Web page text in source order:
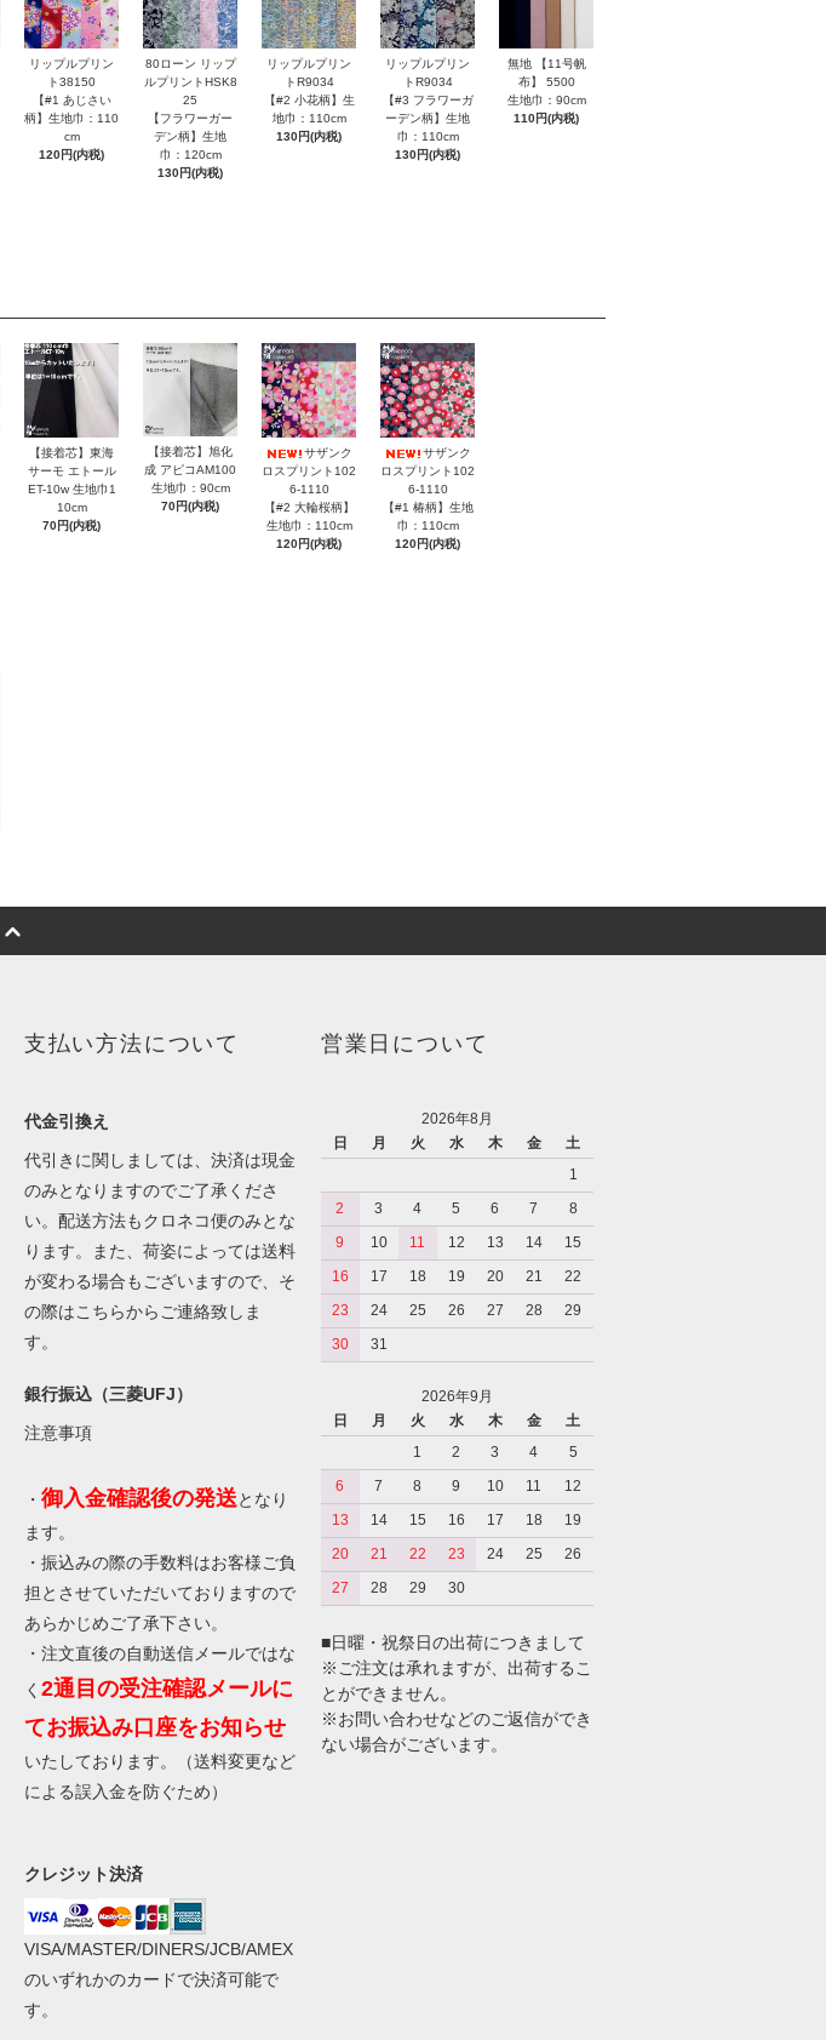
リップルプリン
ト38150
【#1 あじさい
柄】生地巾：110
cm
120円(内税)
80ローン リップ
ルプリントHSK8
25
【フラワーガー
デン柄】生地
巾：120cm
130円(内税)
リップルプリン
トR9034
【#2 小花柄】生
地巾：110cm
130円(内税)
リップルプリン
トR9034
【#3 フラワーガ
ーデン柄】生地
巾：110cm
130円(内税)
無地 【11号帆
布】 5500
生地巾：90cm
110円(内税)
【接着芯】東海
サーモ エトール
ET-10w 生地巾1
10cm
70円(内税)
【接着芯】旭化
成 アピコAM100
生地巾：90cm
70円(内税)
サザンク
ロスプリント102
6-1110
【#2 大輪桜柄】
生地巾：110cm
120円(内税)
サザンク
ロスプリント102
6-1110
【#1 椿柄】生地
巾：110cm
120円(内税)
支払い方法について
代金引換え
代引きに関しましては、決済は現金
のみとなりますのでご了承くださ
い。配送方法もクロネコ便のみとな
ります。また、荷姿によっては送料
が変わる場合もございますので、そ
の際はこちらからご連絡致しま
す。
銀行振込（三菱UFJ）
注意事項
・ 御入金確認後の発送となり
ます。
・振込みの際の手数料はお客様ご負
担とさせていただいておりますので
あらかじめご了承下さい。
・注文直後の自動送信メールではな
く 2通目の受注確認メールに
てお振込み口座をお知らせ
いたしております。（送料変更など
による誤入金を防ぐため）
クレジット決済
VISA/MASTER/DINERS/JCB/AMEX
のいずれかのカードで決済可能で
す。
営業日について
2026年8月
日
月 火 水 木 金
土
1
2
3 4 5 6 7
8
9
10 11 12 13 14
15
16
17 18 19 20 21
22
23
24 25 26 27 28
29
30
31
2026年9月
日
月 火 水 木 金
土
1
2 3 4
5
6
7 8 9 10 11
12
13
14 15 16 17 18
19
20
21 22 23 24 25
26
27
28 29 30
■日曜・祝祭日の出荷につきまして
※ご注文は承れますが、出荷するこ
とができません。
※お問い合わせなどのご返信ができ
ない場合がございます。